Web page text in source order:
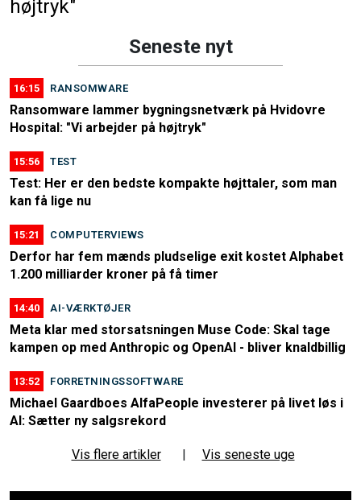
højtryk"
Seneste nyt
16:15 RANSOMWARE
Ransomware lammer bygningsnetværk på Hvidovre
Hospital: "Vi arbejder på højtryk"
15:56 TEST
Test: Her er den bedste kompakte højttaler, som man
kan få lige nu
15:21 COMPUTERVIEWS
Derfor har fem mænds pludselige exit kostet Alphabet
1.200 milliarder kroner på få timer
14:40 AI-VÆRKTØJER
Meta klar med storsatsningen Muse Code: Skal tage
kampen op med Anthropic og OpenAI - bliver knaldbillig
13:52 FORRETNINGSSOFTWARE
Michael Gaardboes AlfaPeople investerer på livet løs i
AI: Sætter ny salgsrekord
Vis flere artikler | Vis seneste uge